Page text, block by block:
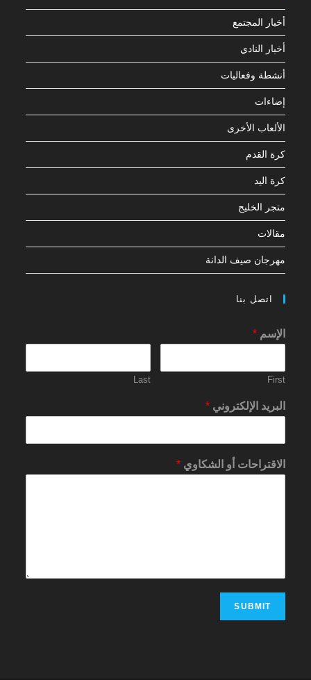
أخبار المجتمع
أخبار النادي
أنشطة وفعاليات
إضاءات
الألعاب الأخرى
كرة القدم
كرة اليد
متجر الخليج
مقالات
مهرجان صيف الدانة
اتصل بنا
الإسم*
First
Last
البريد الإلكتروني*
الاقتراحات أو الشكاوي*
SUBMIT